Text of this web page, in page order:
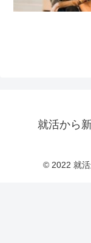
就活から
© 2022 就活